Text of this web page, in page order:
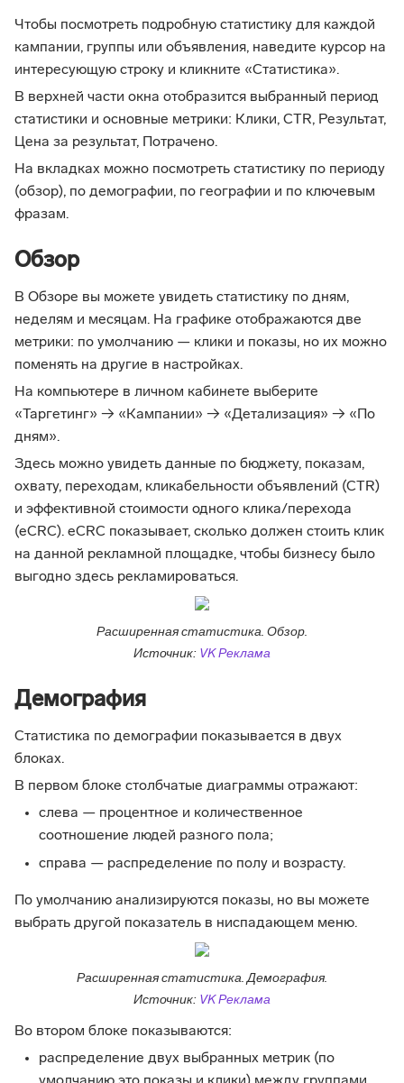
Чтобы посмотреть подробную статистику для каждой
кампании, группы или объявления, наведите курсор на
интересующую строку и кликните «Статистика».
В верхней части окна отобразится выбранный период
статистики и основные метрики: Клики, CTR, Результат,
Цена за результат, Потрачено.
На вкладках можно посмотреть статистику по периоду
(обзор), по демографии, по географии и по ключевым
фразам.
Обзор
В Обзоре вы можете увидеть статистику по дням,
неделям и месяцам. На графике отображаются две
метрики: по умолчанию — клики и показы, но их можно
поменять на другие в настройках.
На компьютере в личном кабинете выберите
«Таргетинг» → «Кампании» → «Детализация» → «По
дням».
Здесь можно увидеть данные по бюджету, показам,
охвату, переходам, кликабельности объявлений (CTR)
и эффективной стоимости одного клика/перехода
(eCRC). eCRC показывает, сколько должен стоить клик
на данной рекламной площадке, чтобы бизнесу было
выгодно здесь рекламироваться.
Расширенная статистика. Обзор.
Источник: VK Реклама
Демография
Статистика по демографии показывается в двух
блоках.
В первом блоке столбчатые диаграммы отражают:
слева — процентное и количественное
соотношение людей разного пола;
справа — распределение по полу и возрасту.
По умолчанию анализируются показы, но вы можете
выбрать другой показатель в ниспадающем меню.
Расширенная статистика. Демография.
Источник: VK Реклама
Во втором блоке показываются:
распределение двух выбранных метрик (по